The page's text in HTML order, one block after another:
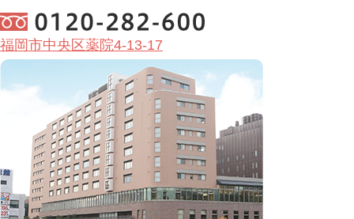
福岡市中央区薬院4-13-17